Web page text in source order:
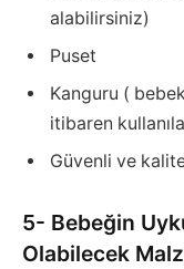
alabilirsiniz)
Puset
Kanguru (
itibaren
Güvenli ve
5- Bebeğin
Olabilecek